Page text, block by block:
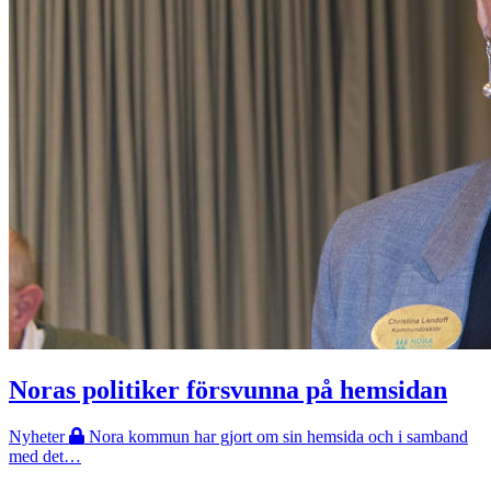
Noras politiker försvunna på hemsidan
Nyheter
Nora kommun har gjort om sin hemsida och i samband
med det…